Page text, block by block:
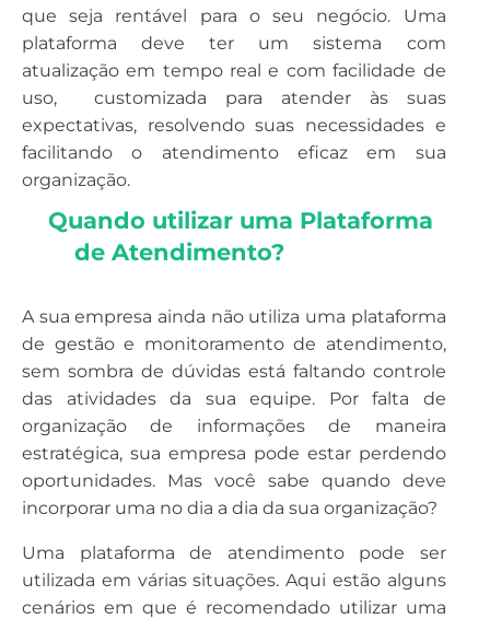
que seja rentável para o seu negócio. Uma
plataforma deve ter um sistema com
atualização em tempo real e com facilidade de
uso, customizada para atender às suas
expectativas, resolvendo suas necessidades e
facilitando o atendimento eficaz em sua
organização.
Quando utilizar uma Plataforma
de Atendimento?
A sua empresa ainda não utiliza uma plataforma
de gestão e monitoramento de atendimento,
sem sombra de dúvidas está faltando controle
das atividades da sua equipe. Por falta de
organização de informações de maneira
estratégica, sua empresa pode estar perdendo
oportunidades. Mas você sabe quando deve
incorporar uma no dia a dia da sua organização?
Uma plataforma de atendimento pode ser
utilizada em várias situações. Aqui estão alguns
cenários em que é recomendado utilizar uma